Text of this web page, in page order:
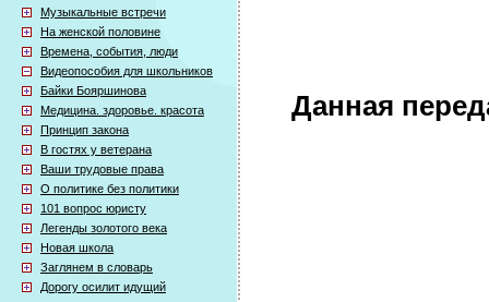
Музыкальные встречи
На женской половине
Времена, события, люди
Видеопособия для школьников
Байки Бояршинова
Медицина. здоровье. красота
Принцип закона
В гостях у ветерана
Ваши трудовые права
О политике без политики
101 вопрос юристу
Легенды золотого века
Новая школа
Заглянем в словарь
Дорогу осилит идущий
Данная